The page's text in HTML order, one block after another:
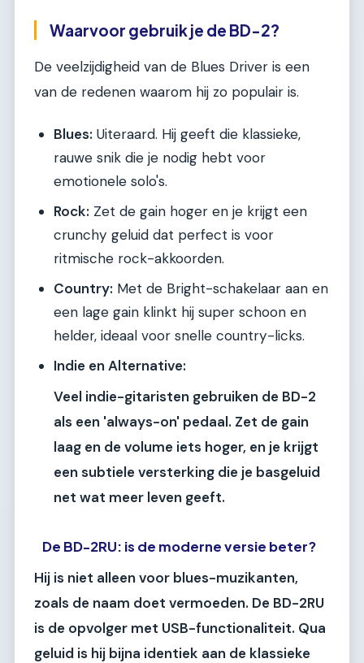
Waarvoor gebruik je de BD-2?
De veelzijdigheid van de Blues Driver is een
van de redenen waarom hij zo populair is.
Blues: Uiteraard. Hij geeft die klassieke,
rauwe snik die je nodig hebt voor
emotionele solo's.
Rock: Zet de gain hoger en je krijgt een
crunchy geluid dat perfect is voor
ritmische rock-akkoorden.
Country: Met de Bright-schakelaar aan en
een lage gain klinkt hij super schoon en
helder, ideaal voor snelle country-licks.
Indie en Alternative:
Veel indie-gitaristen gebruiken de BD-2
als een 'always-on' pedaal. Zet de gain
laag en de volume iets hoger, en je krijgt
een subtiele versterking die je basgeluid
net wat meer leven geeft.
De BD-2RU: is de moderne versie beter?
Hij is niet alleen voor blues-muzikanten,
zoals de naam doet vermoeden. De BD-2RU
is de opvolger met USB-functionaliteit. Qua
geluid is hij bijna identiek aan de klassieke